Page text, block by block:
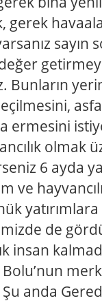
sayın
Bunların
ermesini
olmak
6 ayda
ve
de
insan
anda